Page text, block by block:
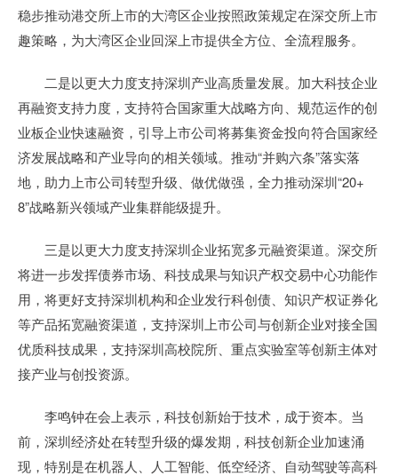
稳步推动港交所上市的大湾区企业按照政策规定在深交所上市
趣策略，为大湾区企业回深上市提供全方位、全流程服务。
二是以更大力度支持深圳产业高质量发展。加大科技企业
再融资支持力度，支持符合国家重大战略方向、规范运作的创
业板企业快速融资，引导上市公司将募集资金投向符合国家经
济发展战略和产业导向的相关领域。推动“并购六条”落实落
地，助力上市公司转型升级、做优做强，全力推动深圳“20+
8”战略新兴领域产业集群能级提升。
三是以更大力度支持深圳企业拓宽多元融资渠道。深交所
将进一步发挥债券市场、科技成果与知识产权交易中心功能作
用，将更好支持深圳机构和企业发行科创债、知识产权证券化
等产品拓宽融资渠道，支持深圳上市公司与创新企业对接全国
优质科技成果，支持深圳高校院所、重点实验室等创新主体对
接产业与创投资源。
李鸣钟在会上表示，科技创新始于技术，成于资本。当
前，深圳经济处在转型升级的爆发期，科技创新企业加速涌
现，特别是在机器人、人工智能、低空经济、自动驾驶等高科